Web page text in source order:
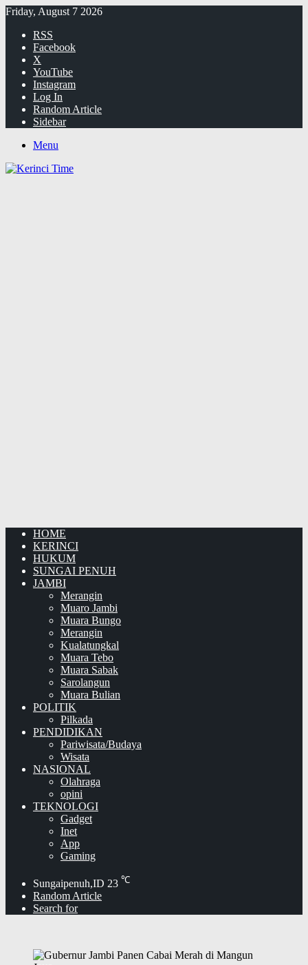
Friday, August 7 2026
RSS
Facebook
X
YouTube
Instagram
Log In
Random Article
Sidebar
Menu
HOME
KERINCI
HUKUM
SUNGAI PENUH
JAMBI
Merangin
Muaro Jambi
Muara Bungo
Merangin
Kualatungkal
Muara Tebo
Muara Sabak
Sarolangun
Muara Bulian
POLITIK
Pilkada
PENDIDIKAN
Pariwisata/Budaya
Wisata
NASIONAL
Olahraga
opini
TEKNOLOGI
Gadget
Inet
App
Gaming
Sungaipenuh,ID 23 ℃
Random Article
Search for